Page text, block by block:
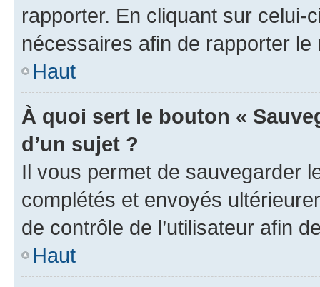
rapporter. En cliquant sur
nécessaires afin de rapporter le
Haut
À quoi sert le bouton «
d’un sujet ?
Il vous permet de sauvegarder
complétés et envoyés
de contrôle de l’utilisateur afin
Haut